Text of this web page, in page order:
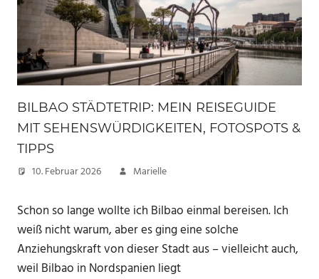
BILBAO STÄDTETRIP: MEIN REISEGUIDE
MIT SEHENSWÜRDIGKEITEN, FOTOSPOTS &
TIPPS
10. Februar 2026 Marielle
Schon so lange wollte ich Bilbao einmal bereisen. Ich
weiß nicht warum, aber es ging eine solche
Anziehungskraft von dieser Stadt aus – vielleicht auch,
weil Bilbao in Nordspanien liegt